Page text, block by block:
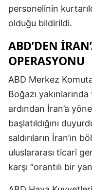
personelinin
olduğu bildirildi.
ABD’DEN
OPERASYONU
ABD Merkez
Boğazı
ardından İran’a
başlatıldığını
saldırıların İran’ın
uluslararası ticari
karşı “orantılı bir